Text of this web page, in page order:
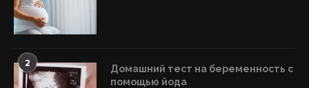
2
Домашний тест на беременность с
помощью йода